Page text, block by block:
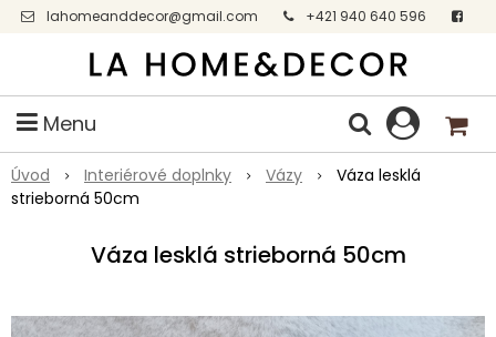
lahomeanddecor@gmail.com
+421 940 640 596
Facebook
Menu
Úvod Interiérové doplnky Vázy
Váza lesklá
strieborná 50cm
Váza lesklá strieborná 50cm